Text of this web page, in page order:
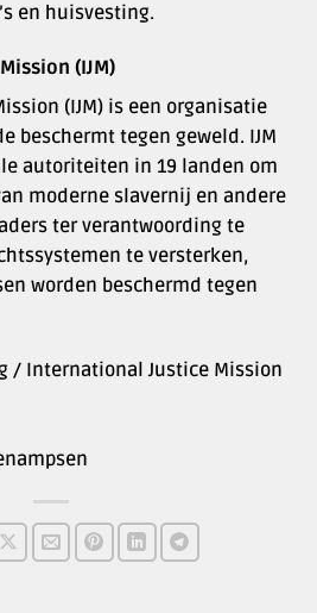
en huisvesting.
(IJM)
(IJM) is een organisatie
beschermt tegen geweld. IJM
autoriteiten in 19 landen om
moderne slavernij en andere
ter verantwoording te
te versterken,
worden beschermd tegen
/ International Justice Mission